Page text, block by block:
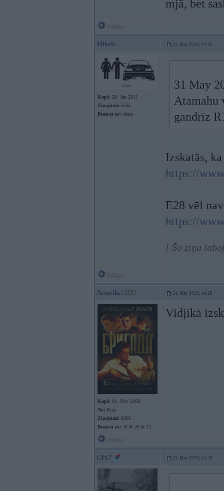
mjā, bet
Mikels 31. May 2019, 14:25
Kopš: 28. Jan 2011
Ziņojumi: 5535
Braucu ar: cieņu
31 May
Atamahu
gandrīz
Izskatās,
https://
E28 vēl
https://
[ Šo ziņu
Arturiks 31. May 2019, 14:28
Kopš: 01. Nov 2008
No: Rīga
Ziņojumi: 9305
Braucu ar: 26 & 26 & 11
Vidjikā
CP17 31. May 2019, 14:29